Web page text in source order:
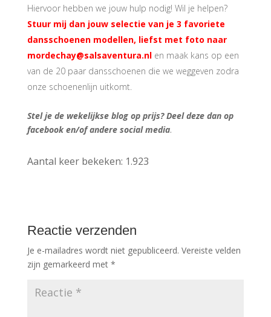
Hiervoor hebben we jouw hulp nodig! Wil je helpen?
Stuur mij dan jouw selectie van je 3 favoriete
dansschoenen modellen, liefst met foto naar
mordechay@salsaventura.nl en maak kans op een
van de 20 paar dansschoenen die we weggeven zodra
onze schoenenlijn uitkomt.
Stel je de wekelijkse blog op prijs? Deel deze dan op
facebook en/of andere social media.
Aantal keer bekeken: 1.923
Reactie verzenden
Je e-mailadres wordt niet gepubliceerd. Vereiste velden
zijn gemarkeerd met *